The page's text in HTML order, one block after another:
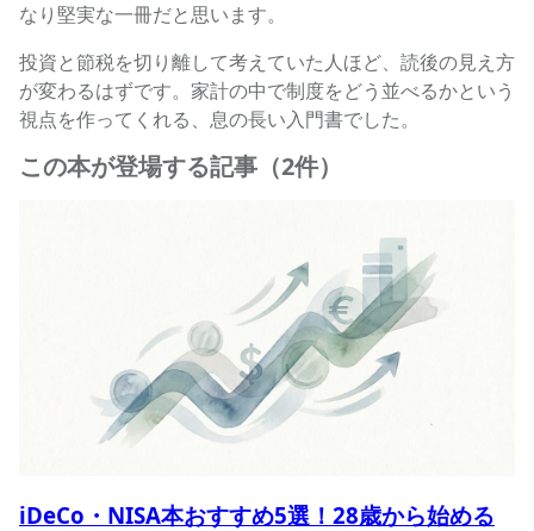
なり堅実な一冊だと思います。
投資と節税を切り離して考えていた人ほど、読後の見え方
が変わるはずです。家計の中で制度をどう並べるかという
視点を作ってくれる、息の長い入門書でした。
この本が登場する記事（2件）
iDeCo・NISA本おすすめ5選！28歳から始める